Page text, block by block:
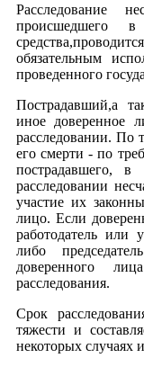
Расследование
происшедшего в
обязательным
проведенного
Пострадавший,а
иное доверенное
расследовании. По
его смерти - по
пострадавшего,
расследовании
участие их
лицо. Если
работодатель или
либо
доверенного
расследования.
Срок
тяжести и
некоторых случаях